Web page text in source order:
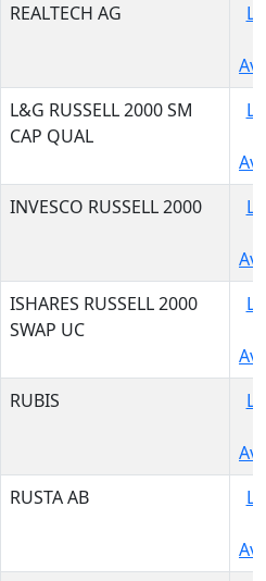
REALTECH AG
L&G RUSSELL 2000 SM
CAP QUAL
INVESCO RUSSELL 2000
ISHARES RUSSELL 2000
SWAP UC
RUBIS
RUSTA AB